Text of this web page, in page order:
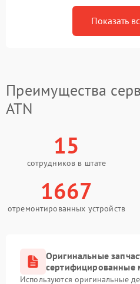
Показать
Преимущества
ATN
15
сотрудников в штате
1667
отремонтированных устройств
Оригинальные
сертифицированные
Используются оригинальные